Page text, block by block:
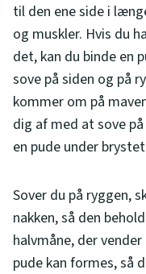
til den ene side i
og muskler. Hvis du
det, kan du binde en
sove på siden og på
kommer om på
dig af med at sove
en pude under
Sover du på ryggen,
nakken, så den
halvmåne, der
pude kan formes, så